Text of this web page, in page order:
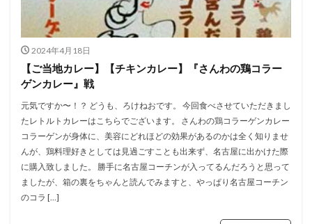
2024年4月18日
【ご当地カレー】【チキンカレー】『さんわの鶏コラー
ゲンカレー』戦
元気ですか〜！？ どうも、ろけねおです。 今回食べさせていただきまし
たレトルトカレーはこちらでございます。 さんわの鶏コラーゲンカレー
コラーゲンが身体に、美容にどれほどの効果があるのかは全く知りませ
んが、鶏料理好きとしては見過ごすことも出来ず、名古屋に出かけた際
に購入致しました。 勝手に名古屋コーチンが入ってるんだろうと思って
ましたが、箱の裏をちゃんと読んでみますと、やっぱり名古屋コーチン
のコラ […]